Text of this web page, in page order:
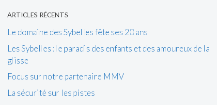
ARTICLES RÉCENTS
Le domaine des Sybelles fête ses 20 ans
Les Sybelles : le paradis des enfants et des amoureux de la
glisse
Focus sur notre partenaire MMV
La sécurité sur les pistes